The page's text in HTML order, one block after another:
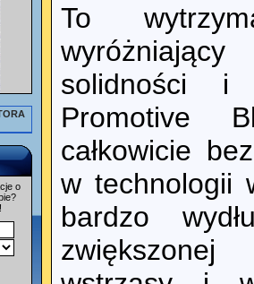
o
To
solidności i
Promotive
całkowicie
w technologii
bardzo